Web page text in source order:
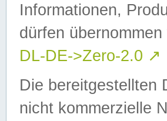
Informationen,
dürfen
DL-DE->Zero-2.0 ↗
Die bereitgestellten
nicht kommerzielle